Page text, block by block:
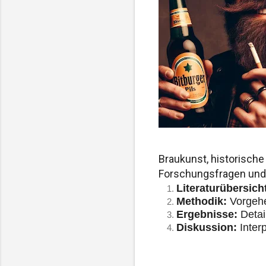
Braukunst,
Forschungsfragen
Methodik:
Ergebnisse:
Diskussion: